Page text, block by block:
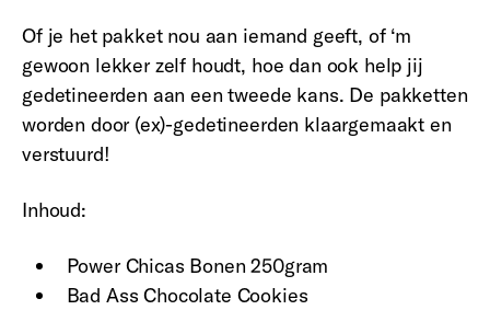
Of je het pakket nou aan iemand geeft, of ‘m
gewoon lekker zelf houdt, hoe dan ook help jij
gedetineerden aan een tweede kans. De pakketten
worden door (ex)-gedetineerden klaargemaakt en
verstuurd!
Inhoud:
Power Chicas Bonen 250gram
Bad Ass Chocolate Cookies